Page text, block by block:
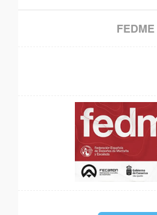
FEDME